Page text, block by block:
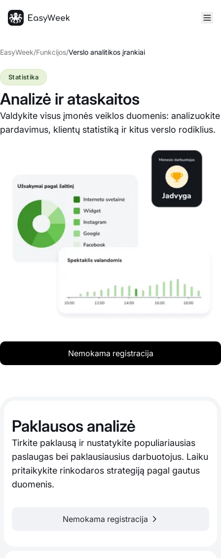
EasyWeek/Funkcijos/Verslo analitikos įrankiai
Analizė ir ataskaitos
Valdykite visus įmonės veiklos duomenis: analizuokite
pardavimus, klientų statistiką ir kitus verslo rodiklius.
Statistika
Nemokama registracija
Paklausos analizė
Tirkite paklausą ir nustatykite populiariausias
paslaugas bei paklausiausius darbuotojus. Laiku
pritaikykite rinkodaros strategiją pagal gautus
duomenis.
Nemokama registracija